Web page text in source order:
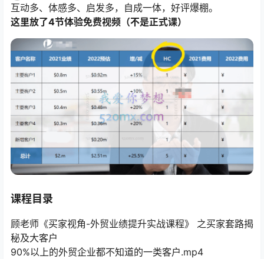
互动多、体感多、启发多，自成一体，好评爆棚。
这里放了4节体验免费视频（不是正式课）
课程目录
顾老师《买家视角-外贸业绩提升实战课程》 之买家套路揭
秘及大客户
90%以上的外贸企业都不知道的一类客户.mp4